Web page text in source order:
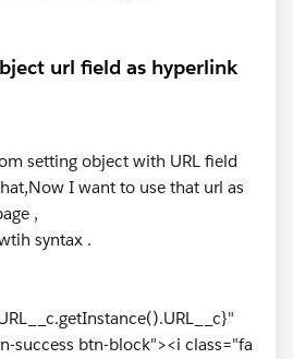
url field as hyperlink
setting object with URL field
I want to use that url as
,
syntax .
success btn-block"><i class="fa